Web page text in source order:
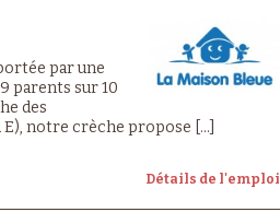
par une
parents sur 10
des
E), notre crèche propose [...]
Détails de l'emploi